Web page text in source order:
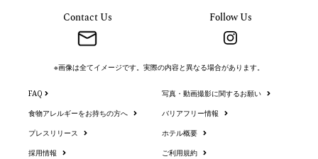
Contact Us Follow Us
※画像は全てイメージです。実際の内容と異なる場合があります。
FAQ 写真・動画撮影に関するお願い
食物アレルギーをお持ちの方へ バリアフリー情報
プレスリリース ホテル概要
採用情報 ご利用規約